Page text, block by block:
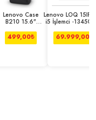
Lenovo Case
B210 15.6"
Çantası - Siyah
499,00₺
Lenovo LOQ
i5 İşlemci -
-
69.999,00